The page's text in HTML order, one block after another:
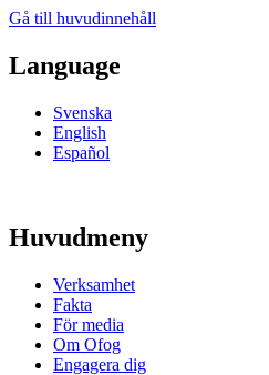
Gå till huvudinnehåll
Language
Svenska
English
Español
Huvudmeny
Verksamhet
Fakta
För media
Om Ofog
Engagera dig